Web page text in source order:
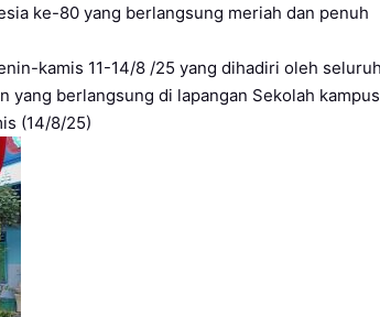
ke-80 yang berlangsung meriah dan penuh
kamis 11-14/8 /25 yang dihadiri oleh seluruh
yang berlangsung di lapangan Sekolah
(14/8/25)